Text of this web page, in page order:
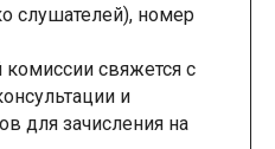
слушателей), номер
свяжется с
и
для зачисления на